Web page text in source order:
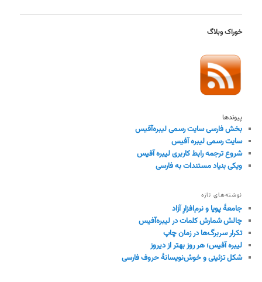
خوراک وبلاگ
پیوندها
بخش فارسی سایت رسمی لیبره‌آفیس
سایت رسمی لیبره آفیس
شروع ترجمه رابط کاربری لیبره آفیس
ویکی بنیاد مستندات به فارسی
نوشته‌های تازه
جامعهٔ پویا و نرم‌افزارِ آزاد
چالش شمارش کلمات در لیبره‌آفیس
تکرار سربرگ‌ها در زمان چاپ
لیبره آفیس؛ هر روز بهتر از دیروز
شکل تزئینی و خوش‌نویسانهٔ حروف فارسی